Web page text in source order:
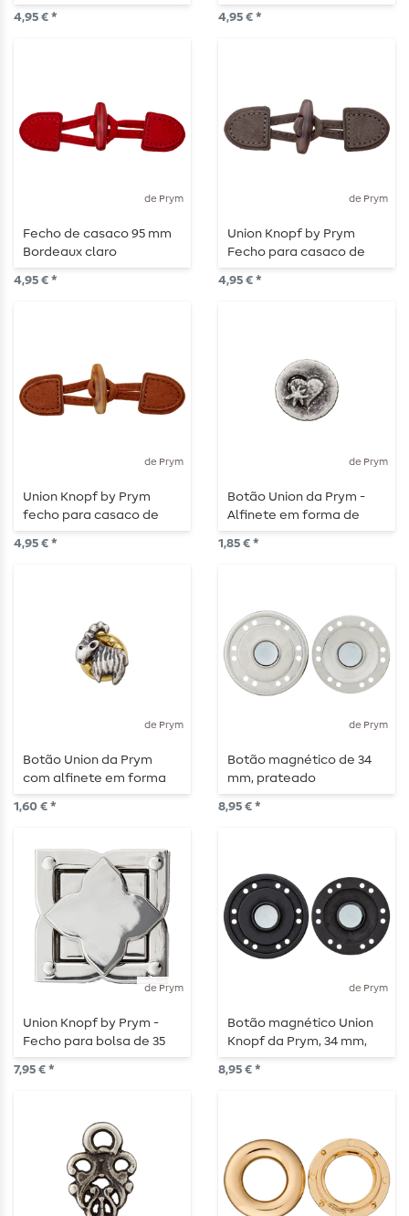
95 mm azul
4,95 € *
lona 95 mm amarelo
mostarda
4,95 € *
de Prym
Fecho de casaco 95 mm
Bordeaux claro
4,95 € *
de Prym
Union Knopf by Prym
Fecho para casaco de
lona 95 mm cinzento
escuro
4,95 € *
de Prym
Union Knopf by Prym
fecho para casaco de
lona 95 mm castanho
claro
4,95 € *
de Prym
Botão Union da Prym -
Alfinete em forma de
coração, 18 mm,
1,85 € *
de Prym
Botão Union da Prym
com alfinete em forma
de caprino, 15 mm,
1,60 € *
de Prym
Botão magnético de 34
mm, prateado
8,95 € *
de Prym
Union Knopf by Prym -
Fecho para bolsa de 35
mm com flor em forma
7,95 € *
de Prym
Botão magnético Union
Knopf da Prym, 34 mm,
preto
8,95 € *